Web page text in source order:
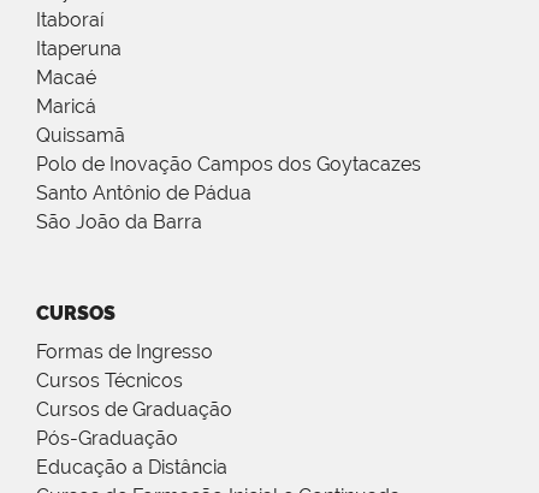
Itaboraí
Itaperuna
Macaé
Maricá
Quissamã
Polo de Inovação Campos dos Goytacazes
Santo Antônio de Pádua
São João da Barra
CURSOS
Formas de Ingresso
Cursos Técnicos
Cursos de Graduação
Pós-Graduação
Educação a Distância